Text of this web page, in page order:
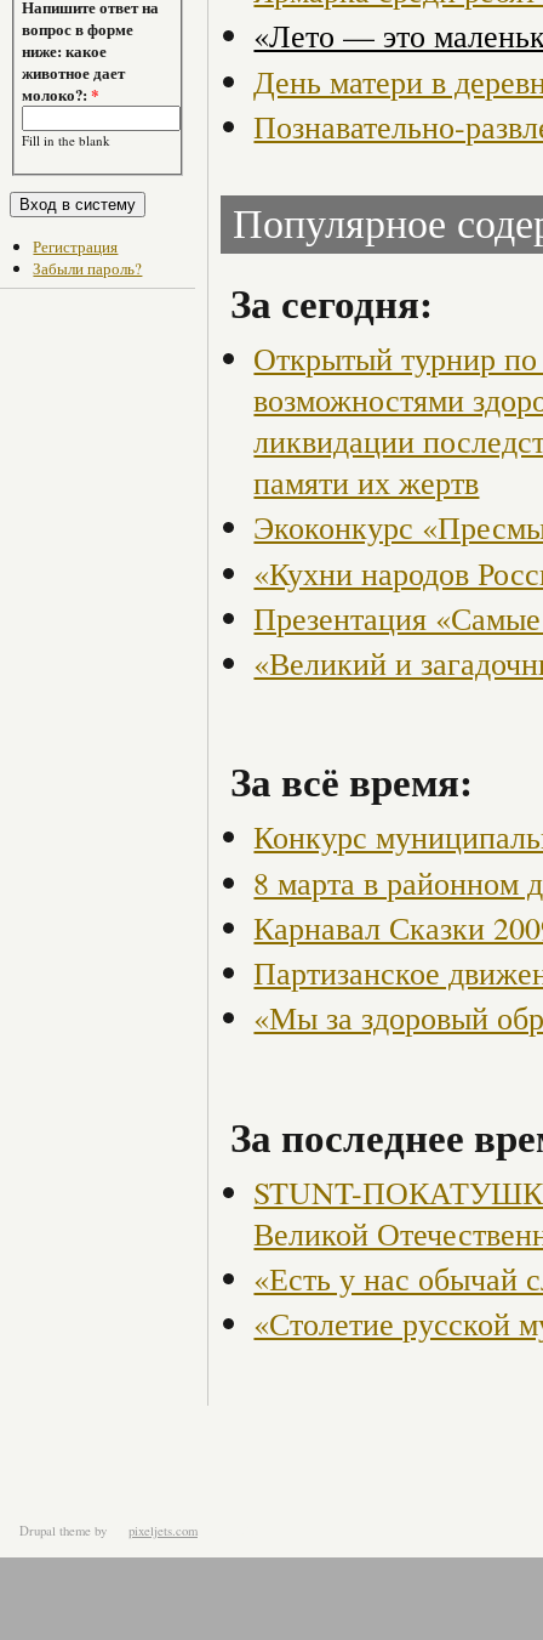
Напишите ответ на
вопрос в форме
ниже: какое
животное дает
молоко?:*
Fill in the blank
Регистрация
Забыли пароль?
«Лето — это
День матери в
Познавательно-
Популярное
За сегодня:
Открытый турнир
возможностями
ликвидации
памяти их жертв
Экоконкурс
«Кухни народов
Презентация
«Великий и
За всё время:
Конкурс
8 марта в районном
Карнавал Сказки
Партизанское
«Мы за здоровый
За последнее
STUNT-
Великой
«Есть у нас обычай
«Столетие русской
Drupal theme by pixeljets.com